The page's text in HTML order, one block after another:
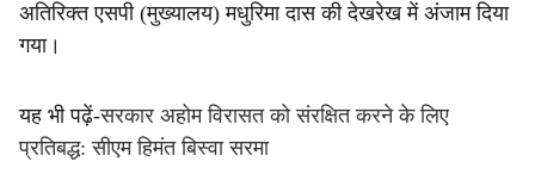
अतिरिक्त एसपी (मुख्यालय) मधुरिमा दास की देखरेख में अंजाम दिया
गया।
यह भी पढ़ें-सरकार अहोम विरासत को संरक्षित करने के लिए
प्रतिबद्ध: सीएम हिमंत बिस्वा सरमा